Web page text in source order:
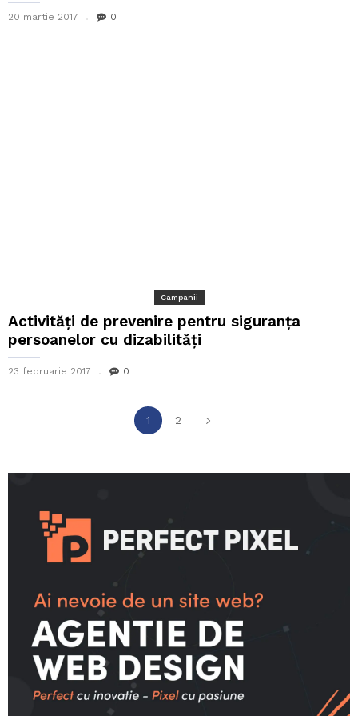
20 martie 2017 0
Campanii
Activități de prevenire pentru siguranța
persoanelor cu dizabilități
23 februarie 2017 0
1 2